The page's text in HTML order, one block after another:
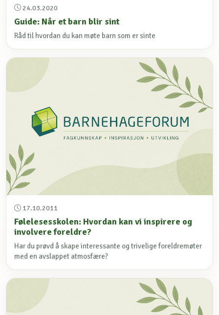
24.03.2020
Guide: Når et barn blir sint
Råd til hvordan du kan møte barn som er sinte
17.10.2011
Følelesesskolen: Hvordan kan vi inspirere og
involvere foreldre?
Har du prøvd å skape interessante og trivelige foreldremøter
med en avslappet atmosfære?